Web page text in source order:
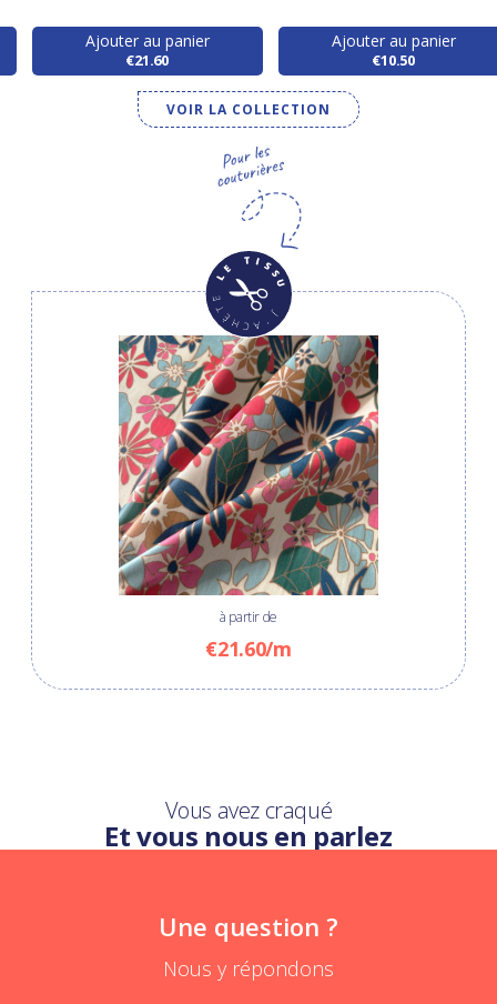
Ajouter au panier
€21.60
Ajouter au panier
€10.50
VOIR LA COLLECTION
à partir de
€21.60/m
Vous avez craqué
Et vous nous en parlez
Une question ?
Nous y répondons